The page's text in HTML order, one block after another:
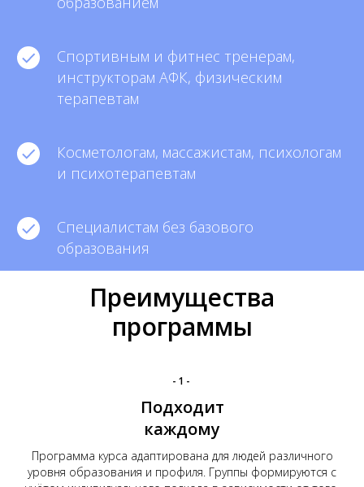
Спортивным и фитнес тренерам,
инструкторам АФК, физическим
терапевтам
Косметологам, массажистам, психологам
и психотерапевтам
Специалистам без базового
образования
Преимущества
программы
-1-
Подходит
каждому
Программа курса адаптирована для людей различного
уровня образования и профиля. Группы формируются с